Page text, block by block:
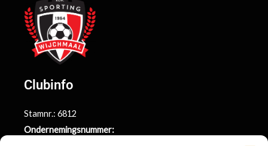
Clubinfo
Stamnr.: 6812
Ondernemingsnummer: